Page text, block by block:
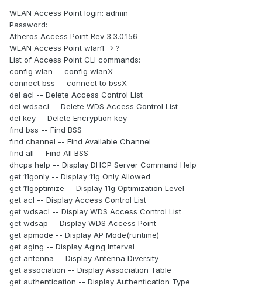
WLAN Access Point login: admin
Password:
Atheros Access Point Rev 3.3.0.156
WLAN Access Point wlan1 -> ?
List of Access Point CLI commands:
config wlan -- config wlanX
connect bss -- connect to bssX
del acl -- Delete Access Control List
del wdsacl -- Delete WDS Access Control List
del key -- Delete Encryption key
find bss -- Find BSS
find channel -- Find Available Channel
find all -- Find All BSS
dhcps help -- Display DHCP Server Command Help
get 11gonly -- Display 11g Only Allowed
get 11goptimize -- Display 11g Optimization Level
get acl -- Display Access Control List
get wdsacl -- Display WDS Access Control List
get wdsap -- Display WDS Access Point
get apmode -- Display AP Mode(runtime)
get aging -- Display Aging Interval
get antenna -- Display Antenna Diversity
get association -- Display Association Table
get authentication -- Display Authentication Type